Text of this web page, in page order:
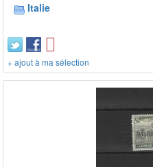
Italie
+ ajout à ma sélection